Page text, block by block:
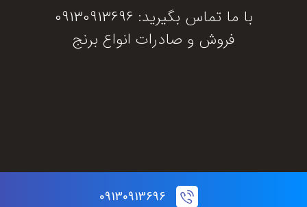
با ما تماس بگیرید: 09130913696
فروش و صادرات انواع برنج
© تمام حقوق این سایت برای برنج جنوب محفوظ است.
09130913696